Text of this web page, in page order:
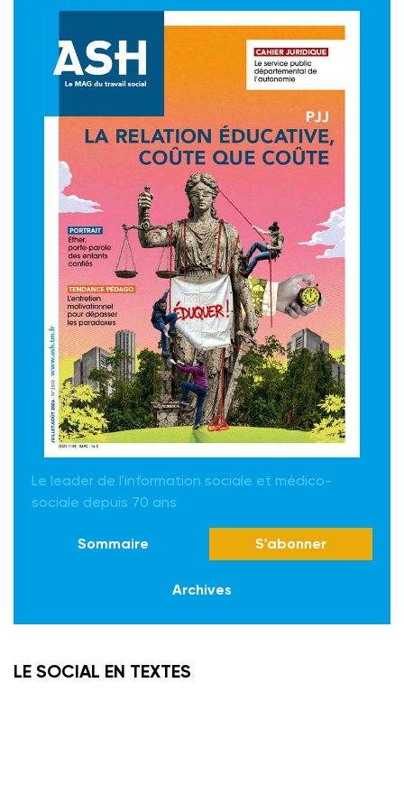
Le leader de l'information sociale et médico-
sociale depuis 70 ans
Sommaire S'abonner
Archives
LE SOCIAL EN TEXTES